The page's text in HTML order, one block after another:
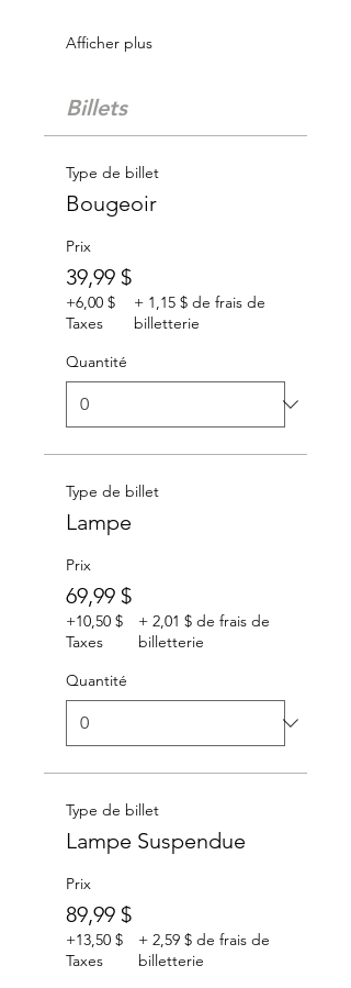
Afficher plus
Billets
Type de billet
Bougeoir
Prix
39,99 $
+6,00 $
Taxes
+ 1,15 $ de frais de
billetterie
Quantité
Type de billet
Lampe
Prix
69,99 $
+10,50 $
Taxes
+ 2,01 $ de frais de
billetterie
Quantité
Type de billet
Lampe Suspendue
Prix
89,99 $
+13,50 $
Taxes
+ 2,59 $ de frais de
billetterie